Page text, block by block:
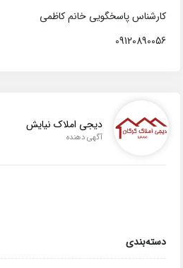
کارشناس پاسخگویی خانم کاظمی
09120890056
دیجی املاک نیایش
آگهی دهنده
دسته‌بندی